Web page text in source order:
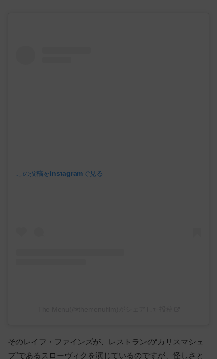
この投稿をInstagramで見る
そのレイフ・ファインズが、レストランの“カリスマシェ
フ”であるスローヴィクを演じているのですが、怪しさと